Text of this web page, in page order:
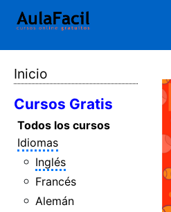
Inicio
Cursos Gratis
Todos los cursos
Idiomas
Inglés
Francés
Alemán